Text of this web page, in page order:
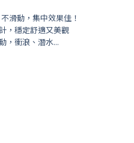
滑動，集中效果佳！
，穩定舒適又美觀
，衝浪、潛水...